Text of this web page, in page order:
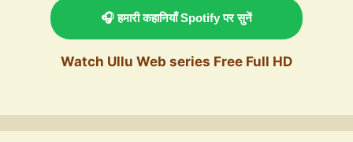
🎧 हमारी कहानियाँ Spotify पर सुनें
Watch Ullu Web series Free Full HD